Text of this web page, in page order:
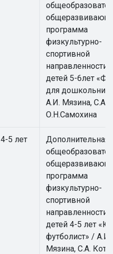
программа
физкультурно-
спортивной
направленности
детей 5-6лет
для
А.И. Мязина, С.А.
О.Н.Самохина
4-5 лет
Дополнительная
программа
физкультурно-
спортивной
направленности
детей 4-5 лет
футболист» / А.И.
Мязина, С.А.